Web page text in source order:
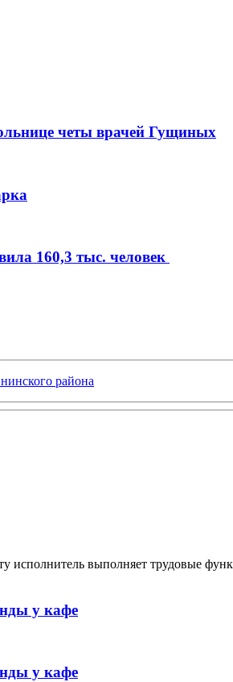
четы врачей Гущиных
160,3 тыс. человек
исполнитель выполняет трудовые
у кафе
у кафе